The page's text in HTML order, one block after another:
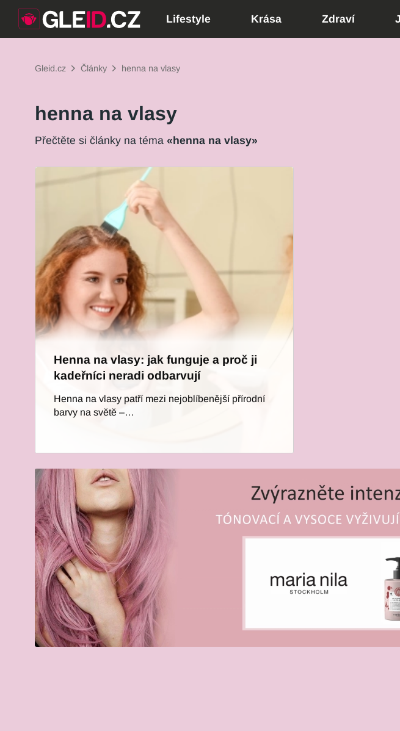
Lifestyle Krása Zdraví
Gleid.cz Články henna na vlasy
henna na vlasy
Přečtěte si články na téma «henna na vlasy»
Henna na vlasy: jak funguje a proč ji
kadeřníci neradi odbarvují
Henna na vlasy patří mezi nejoblíbenější přírodní
barvy na světě –…